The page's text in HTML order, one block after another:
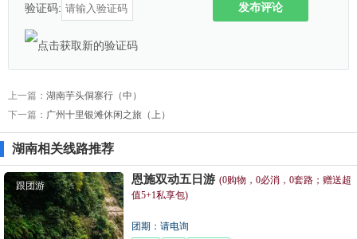
验证码: 发布评论
上一篇： 湖南芋头侗寨行（中）
下一篇： 广州十里银滩休闲之旅（上）
湖南相关线路推荐
跟团游 恩施双动五日游 (0购物，0必消，0套路；赠送超
值5+1私享包)
团期：请电询